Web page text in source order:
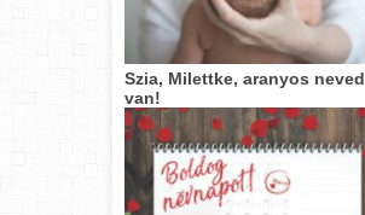
Szia, Milettke, aranyos neved
van!